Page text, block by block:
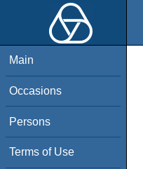
Main
Occasions
Persons
Terms of Use